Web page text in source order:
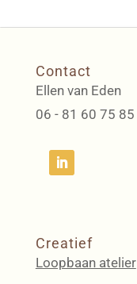
Contact
Ellen van Eden
06 - 81 60 75 85
Creatief
Loopbaan atelier